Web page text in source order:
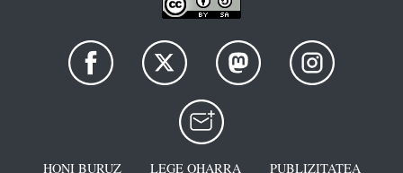
HONI BURUZ LEGE OHARRA
PUBLIZITATEA